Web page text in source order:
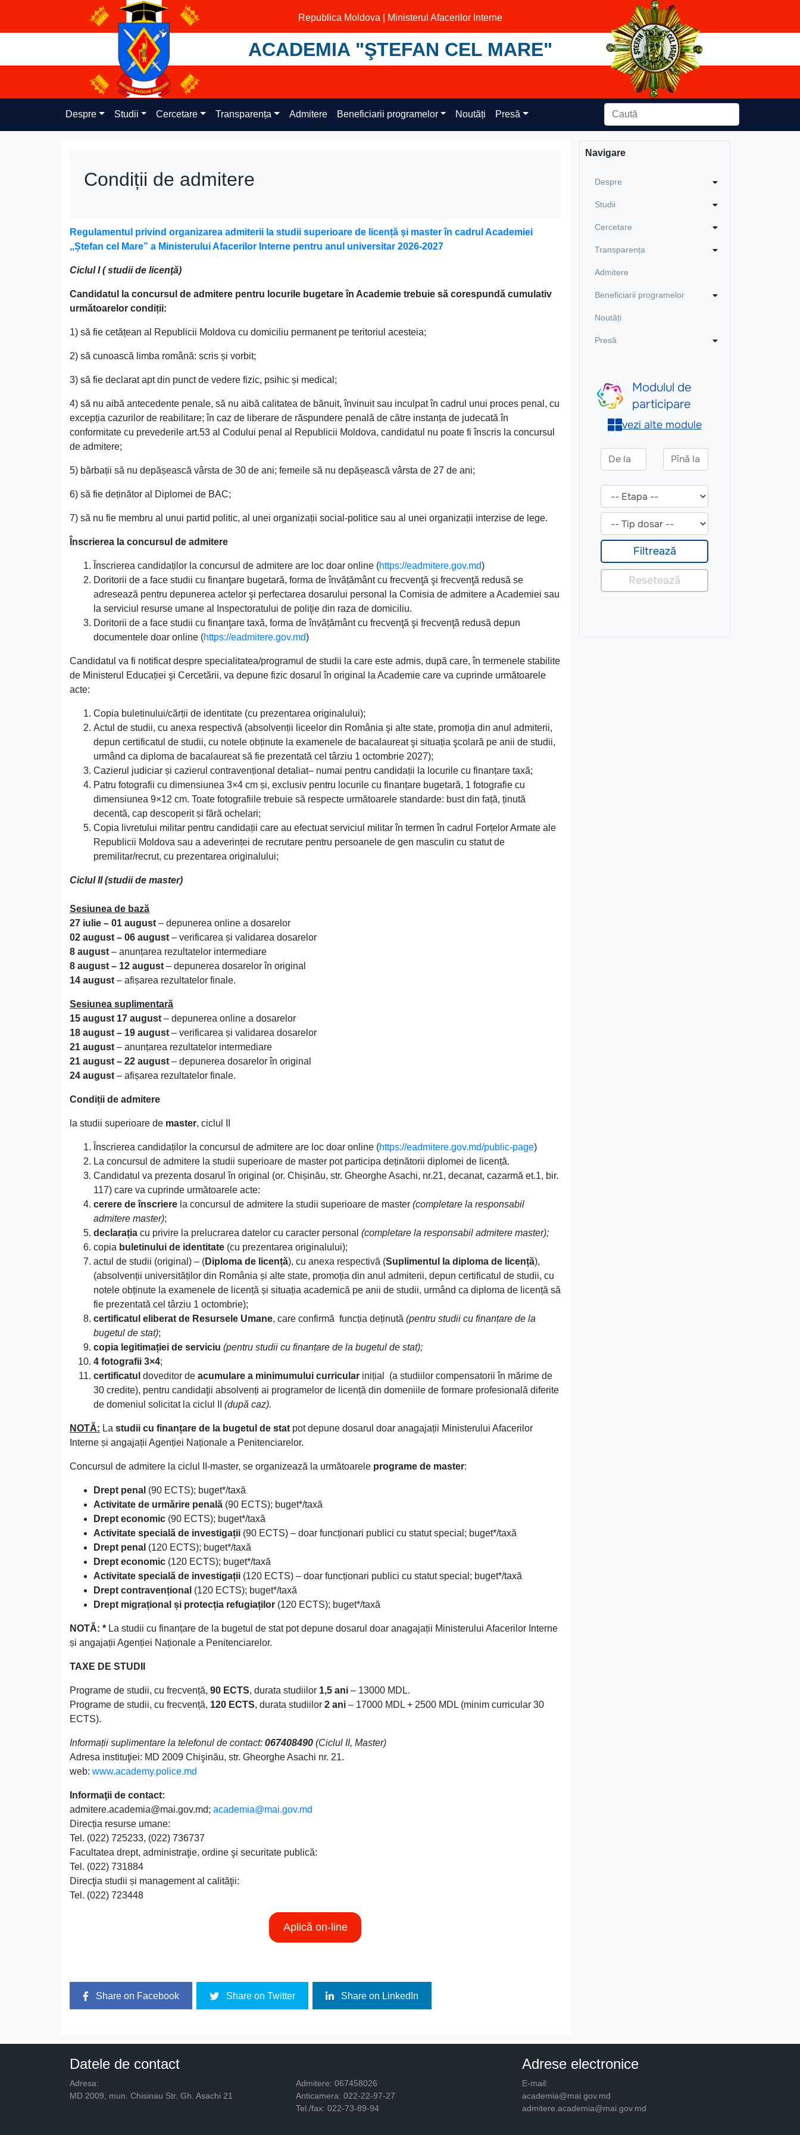
content
Republica Moldova | Ministerul Afacerilor Interne
ACADEMIA "ŞTEFAN CEL MARE"
Despre Studii Cercetare Transparența Admitere Beneficiarii programelor Noutăți Presă
Condiții de admitere
Regulamentul privind organizarea admiterii la studii superioare de licență şi master în cadrul Academiei
,,Ștefan cel Mare” a Ministerului Afacerilor Interne pentru anul universitar 2026-2027
Ciclul I ( studii de licenţă)
Candidatul la concursul de admitere pentru locurile bugetare în Academie trebuie să corespundă cumulativ
următoarelor condiții:
1) să fie cetățean al Republicii Moldova cu domiciliu permanent pe teritoriul acesteia;
2) să cunoască limba română: scris și vorbit;
3) să fie declarat apt din punct de vedere fizic, psihic și medical;
4) să nu aibă antecedente penale, să nu aibă calitatea de bănuit, învinuit sau inculpat în cadrul unui proces penal, cu
excepția cazurilor de reabilitare; în caz de liberare de răspundere penală de către instanța de judecată în
conformitate cu prevederile art.53 al Codului penal al Republicii Moldova, candidatul nu poate fi înscris la concursul
de admitere;
5) bărbații să nu depășească vârsta de 30 de ani; femeile să nu depășească vârsta de 27 de ani;
6) să fie deținător al Diplomei de BAC;
7) să nu fie membru al unui partid politic, al unei organizații social-politice sau al unei organizații interzise de lege.
Înscrierea la concursul de admitere
Înscrierea candidaților la concursul de admitere are loc doar online (https://eadmitere.gov.md)
Doritorii de a face studii cu finanţare bugetară, forma de învățământ cu frecvenţă şi frecvenţă redusă se
adresează pentru depunerea actelor şi perfectarea dosarului personal la Comisia de admitere a Academiei sau
la serviciul resurse umane al Inspectoratului de poliţie din raza de domiciliu.
Doritorii de a face studii cu finanţare taxă, forma de învățământ cu frecvenţă şi frecvenţă redusă depun
documentele doar online (https://eadmitere.gov.md)
Candidatul va fi notificat despre specialitatea/programul de studii la care este admis, după care, în termenele stabilite
de Ministerul Educației şi Cercetării, va depune fizic dosarul în original la Academie care va cuprinde următoarele
acte:
Copia buletinului/cărții de identitate (cu prezentarea originalului);
Actul de studii, cu anexa respectivă (absolvenții liceelor din România şi alte state, promoția din anul admiterii,
depun certificatul de studii, cu notele obținute la examenele de bacalaureat şi situația şcolară pe anii de studii,
urmând ca diploma de bacalaureat să fie prezentată cel târziu 1 octombrie 2027);
Cazierul judiciar și cazierul contravențional detaliat– numai pentru candidații la locurile cu finanțare taxă;
Patru fotografii cu dimensiunea 3×4 cm și, exclusiv pentru locurile cu finanțare bugetară, 1 fotografie cu
dimensiunea 9×12 cm. Toate fotografiile trebuie să respecte următoarele standarde: bust din față, ținută
decentă, cap descoperit și fără ochelari;
Copia livretului militar pentru candidații care au efectuat serviciul militar în termen în cadrul Forțelor Armate ale
Republicii Moldova sau a adeverinței de recrutare pentru persoanele de gen masculin cu statut de
premilitar/recrut, cu prezentarea originalului;
Ciclul II (studii de master)
Sesiunea de bază
27 iulie – 01 august – depunerea online a dosarelor
02 august – 06 august – verificarea și validarea dosarelor
8 august – anunțarea rezultatelor intermediare
8 august – 12 august – depunerea dosarelor în original
14 august – afișarea rezultatelor finale.
Sesiunea suplimentară
15 august 17 august – depunerea online a dosarelor
18 august – 19 august – verificarea și validarea dosarelor
21 august – anunțarea rezultatelor intermediare
21 august – 22 august – depunerea dosarelor în original
24 august – afișarea rezultatelor finale.
Condiții de admitere
la studii superioare de master, ciclul II
Înscrierea candidaților la concursul de admitere are loc doar online (https://eadmitere.gov.md/public-page)
La concursul de admitere la studii superioare de master pot participa deținătorii diplomei de licență.
Candidatul va prezenta dosarul în original (or. Chișinău, str. Gheorghe Asachi, nr.21, decanat, cazarmă et.1, bir.
117) care va cuprinde următoarele acte:
cerere de înscriere la concursul de admitere la studii superioare de master (completare la responsabil
admitere master);
declarația cu privire la prelucrarea datelor cu caracter personal (completare la responsabil admitere master);
copia buletinului de identitate (cu prezentarea originalului);
actul de studii (original) – (Diploma de licență), cu anexa respectivă (Suplimentul la diploma de licență),
(absolvenții universităților din România și alte state, promoția din anul admiterii, depun certificatul de studii, cu
notele obținute la examenele de licență și situația academică pe anii de studii, urmând ca diploma de licență să
fie prezentată cel târziu 1 octombrie);
certificatul eliberat de Resursele Umane, care confirmă funcția deținută (pentru studii cu finanțare de la
bugetul de stat);
copia legitimației de serviciu (pentru studii cu finanțare de la bugetul de stat);
4 fotografii 3×4;
certificatul doveditor de acumulare a minimumului curricular inițial (a studiilor compensatorii în mărime de
30 credite), pentru candidaţii absolvenți ai programelor de licență din domeniile de formare profesională diferite
de domeniul solicitat la ciclul II (după caz).
NOTĂ: La studii cu finanțare de la bugetul de stat pot depune dosarul doar anagajații Ministerului Afacerilor
Interne și angajații Agenției Naționale a Penitenciarelor.
Concursul de admitere la ciclul II-master, se organizează la următoarele programe de master:
Drept penal (90 ECTS); buget*/taxă
Activitate de urmărire penală (90 ECTS); buget*/taxă
Drept economic (90 ECTS); buget*/taxă
Activitate specială de investigații (90 ECTS) – doar funcționari publici cu statut special; buget*/taxă
Drept penal (120 ECTS); buget*/taxă
Drept economic (120 ECTS); buget*/taxă
Activitate specială de investigații (120 ECTS) – doar funcționari publici cu statut special; buget*/taxă
Drept contravențional (120 ECTS); buget*/taxă
Drept migrațional și protecția refugiaților (120 ECTS); buget*/taxă
NOTĂ: * La studii cu finanțare de la bugetul de stat pot depune dosarul doar anagajații Ministerului Afacerilor Interne
și angajații Agenției Naționale a Penitenciarelor.
TAXE DE STUDII
Programe de studii, cu frecvență, 90 ECTS, durata studiilor 1,5 ani – 13000 MDL.
Programe de studii, cu frecvență, 120 ECTS, durata studiilor 2 ani – 17000 MDL + 2500 MDL (minim curricular 30
ECTS).
Informații suplimentare la telefonul de contact: 067408490 (Ciclul II, Master)
Adresa instituţiei: MD 2009 Chişinău, str. Gheorghe Asachi nr. 21.
web: www.academy.police.md
Informaţii de contact:
admitere.academia@mai.gov.md; academia@mai.gov.md
Direcția resurse umane:
Tel. (022) 725233, (022) 736737
Facultatea drept, administraţie, ordine şi securitate publică:
Tel. (022) 731884
Direcţia studii și management al calităţii:
Tel. (022) 723448
Aplică on-line
Share on Facebook Share on Twitter Share on LinkedIn
Navigare
Despre
Studii
Cercetare
Transparența
Admitere
Beneficiarii programelor
Noutăți
Presă
Datele de contact
Adresa:
MD 2009, mun. Chisinau Str. Gh. Asachi 21
Admitere: 067458026
Anticamera: 022-22-97-27
Tel./fax: 022-73-89-94
Adrese electronice
E-mail:
academia@mai.gov.md
admitere.academia@mai.gov.md